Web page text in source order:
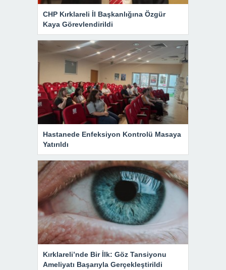
CHP Kırklareli İl Başkanlığına Özgür
Kaya Görevlendirildi
Hastanede Enfeksiyon Kontrolü Masaya
Yatırıldı
Kırklareli’nde Bir İlk: Göz Tansiyonu
Ameliyatı Başarıyla Gerçekleştirildi